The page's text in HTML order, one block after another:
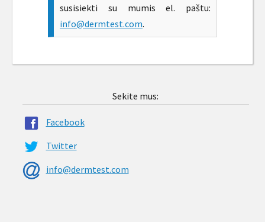
susisiekti su mumis el. paštu:
info@dermtest.com.
Sekite mus:
Facebook
Twitter
info@dermtest.com